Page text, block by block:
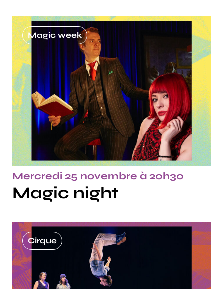
Magic week
Mercredi 25 novembre à 20h30
Magic night
Cirque